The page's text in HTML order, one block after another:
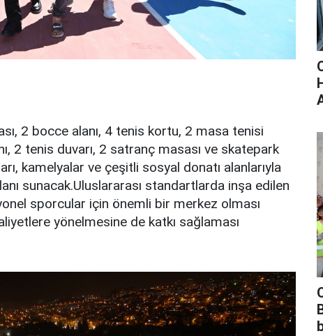
2 bocce alanı, 4 tenis kortu, 2 masa tenisi
2 tenis duvarı, 2 satranç masası ve skatepark
kamelyalar ve çeşitli sosyal donatı alanlarıyla
sunacak.Uluslararası standartlarda inşa edilen
sporcular için önemli bir merkez olması
yönelmesine de katkı sağlaması